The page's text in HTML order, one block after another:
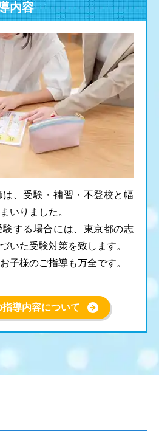
内容
、受験・補習・不登校と幅
いりました。
する場合には、東京都の志
いた受験対策を致します。
子様のご指導も万全です。
導内容について